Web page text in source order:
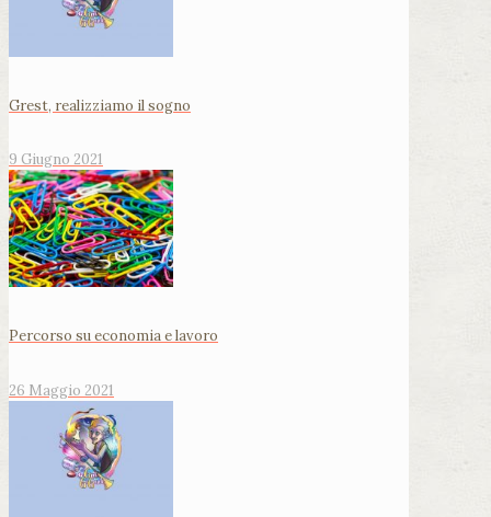
Grest, realizziamo il sogno
9 Giugno 2021
Percorso su economia e lavoro
26 Maggio 2021